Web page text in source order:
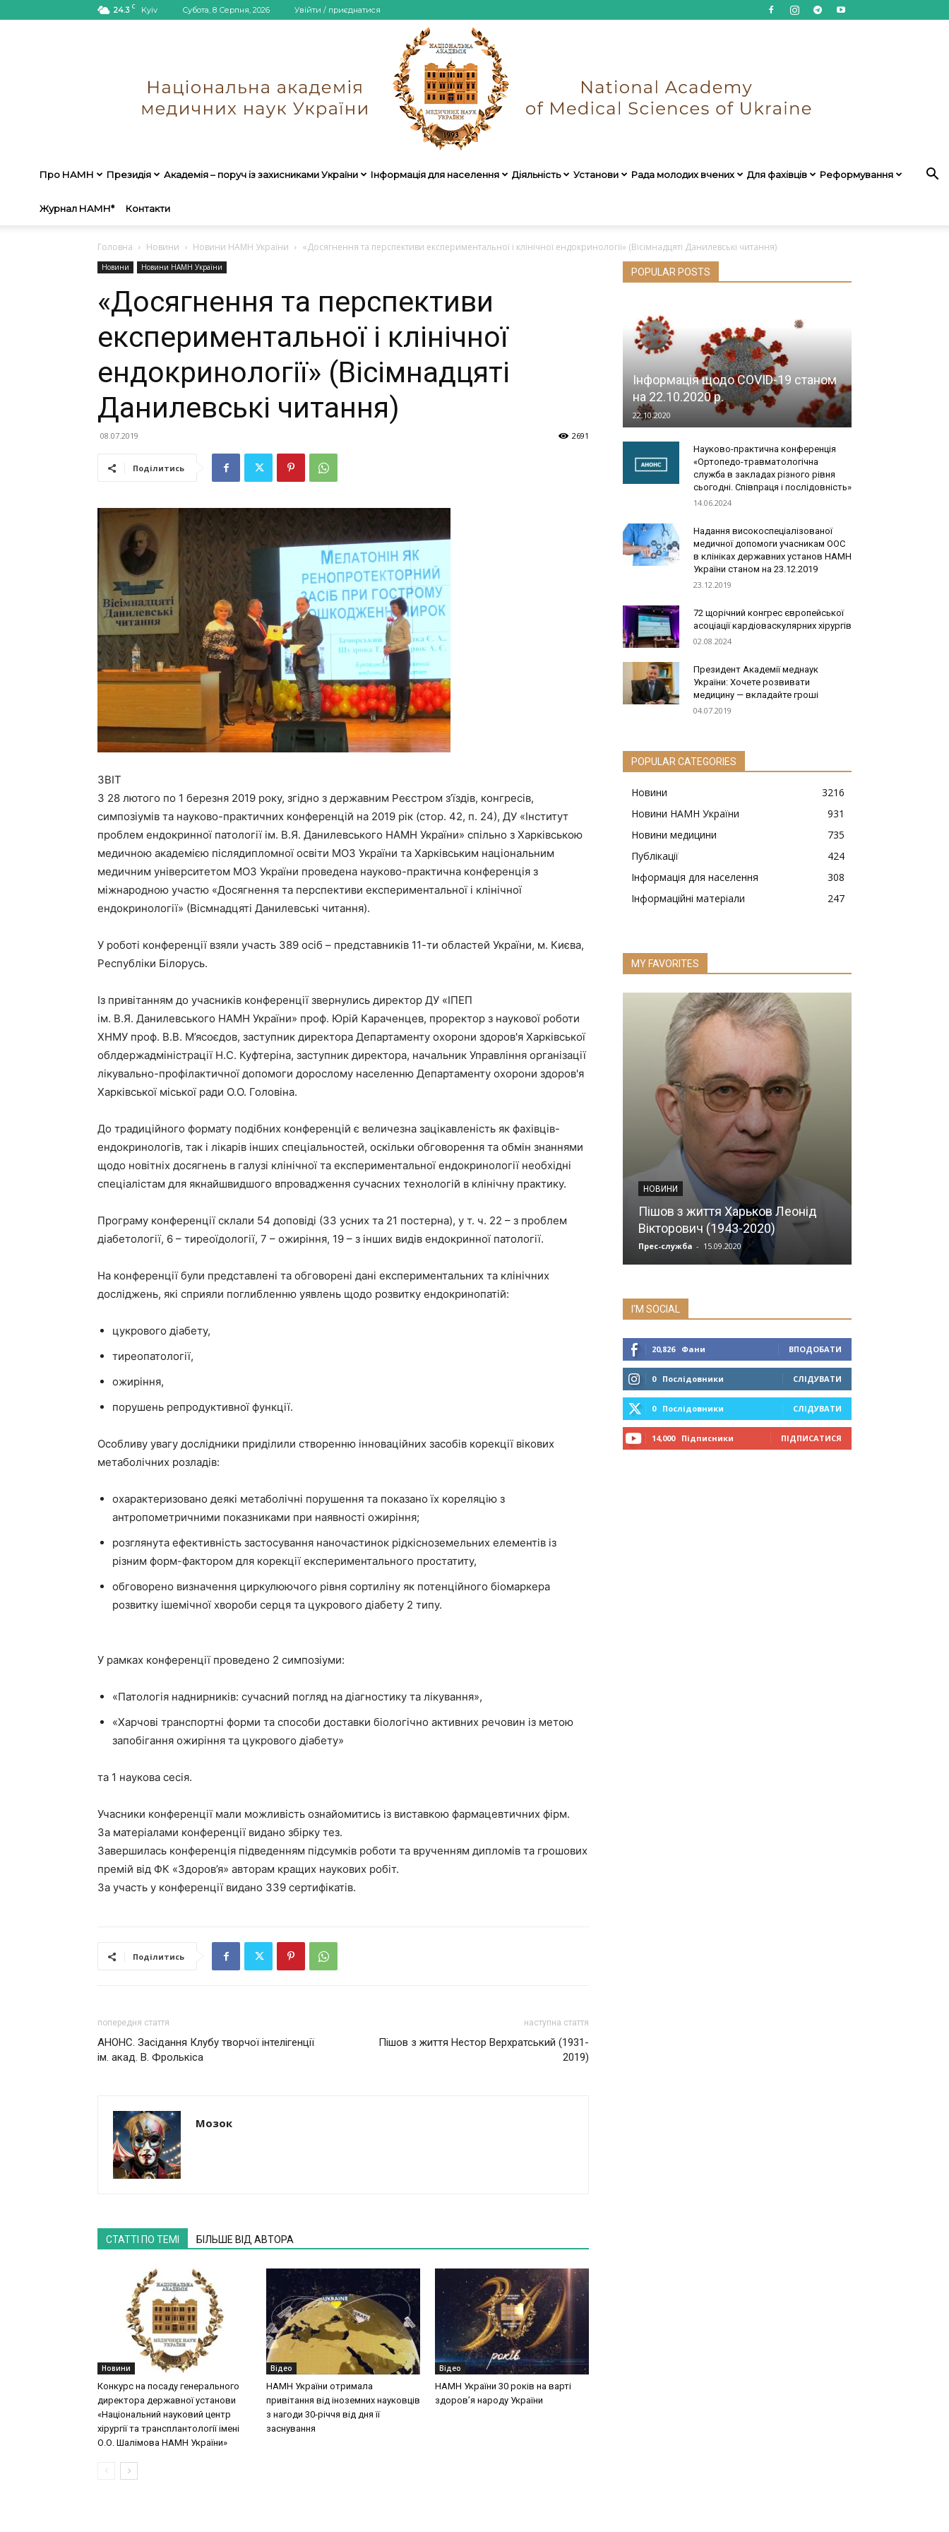
24.3 C Kyiv Субота, 8 Серпня, 2026 Увійти / приєднатися
України
Про НАМН Президія Академія – поруч із захисниками України Інформація для населення Діяльність Установи Рада молодих вчених Для фахівців Реформування
Журнал НАМН* Контакти
Головна Новини Новини НАМН України «Досягнення та перспективи експериментальної і клінічної ендокринології» (Вісімнадцяті Данилевські читання)
Новини Новини НАМН України
«Досягнення та перспективи
експериментальної і клінічної
ендокринології» (Вісімнадцяті
Данилевські читання)
08.07.2019 2691
Поділитись
ЗВІТ
З 28 лютого по 1 березня 2019 року, згідно з державним Реєстром з’їздів, конгресів,
симпозіумів та науково-практичних конференцій на 2019 рік (стор. 42, п. 24), ДУ «Інститут
проблем ендокринної патології ім. В.Я. Данилевського НАМН України» спільно з Харківською
медичною академією післядипломної освіти МОЗ України та Харківським національним
медичним університетом МОЗ України проведена науково-практична конференція з
міжнародною участю «Досягнення та перспективи експериментальної і клінічної
ендокринології» (Вісмнадцяті Данилевські читання).
У роботі конференції взяли участь 389 осіб – представників 11-ти областей України, м. Києва,
Республіки Білорусь.
Із привітанням до учасників конференції звернулись директор ДУ «ІПЕП
ім. В.Я. Данилевського НАМН України» проф. Юрій Караченцев, проректор з наукової роботи
ХНМУ проф. В.В. М’ясоєдов, заступник директора Департаменту охорони здоров'я Харківської
облдержадміністрації Н.С. Куфтеріна, заступник директора, начальник Управління організації
лікувально-профілактичної допомоги дорослому населенню Департаменту охорони здоров'я
Харківської міської ради О.О. Головіна.
До традиційного формату подібних конференцій є величезна зацікавленість як фахівців-
ендокринологів, так і лікарів інших спеціальностей, оскільки обговорення та обмін знаннями
щодо новітніх досягнень в галузі клінічної та експериментальної ендокринології необхідні
спеціалістам для якнайшвидшого впровадження сучасних технологій в клінічну практику.
Програму конференції склали 54 доповіді (33 усних та 21 постерна), у т. ч. 22 – з проблем
діабетології, 6 – тиреоїдології, 7 – ожиріння, 19 – з інших видів ендокринної патології.
На конференції були представлені та обговорені дані експериментальних та клінічних
досліджень, які сприяли поглибленню уявлень щодо розвитку ендокринопатій:
цукрового діабету,
тиреопатології,
ожиріння,
порушень репродуктивної функції.
Особливу увагу дослідники приділили створенню інноваційних засобів корекції вікових
метаболічних розладів:
охарактеризовано деякі метаболічні порушення та показано їх кореляцію з
антропометричними показниками при наявності ожиріння;
розглянута ефективність застосування наночастинок рідкісноземельних елементів із
різним форм-фактором для корекції експериментального простатиту,
обговорено визначення циркулюючого рівня сортиліну як потенційного біомаркера
розвитку ішемічної хвороби серця та цукрового діабету 2 типу.
У рамках конференції проведено 2 симпозіуми:
«Патологія наднирників: сучасний погляд на діагностику та лікування»,
«Харчові транспортні форми та способи доставки біологічно активних речовин із метою
запобігання ожиріння та цукрового діабету»
та 1 наукова сесія.
Учасники конференції мали можливість ознайомитись із виставкою фармацевтичних фірм.
За матеріалами конференції видано збірку тез.
Завершилась конференція підведенням підсумків роботи та врученням дипломів та грошових
премій від ФК «Здоров’я» авторам кращих наукових робіт.
За участь у конференції видано 339 сертифікатів.
Поділитись
попередня стаття
АНОНС. Засідання Клубу творчої інтелігенції
ім. акад. В. Фролькіса
наступна стаття
Пішов з життя Нестор Верхратський (1931-
2019)
Мозок
СТАТТІ ПО ТЕМІ БІЛЬШЕ ВІД АВТОРА
Новини
Конкурс на посаду генерального
директора державної установи
«Національний науковий центр
хірургії та трансплантології імені
О.О. Шалімова НАМН України»
Відео
НАМН України отримала
привітання від іноземних науковців
з нагоди 30-річчя від дня її
заснування
Відео
НАМН України 30 років на варті
здоров’я народу України
POPULAR POSTS
Інформація щодо COVID-19 станом
на 22.10.2020 р.
22.10.2020
Науково-практична конференція
«Ортопедо-травматологічна
служба в закладах різного рівня
сьогодні. Співпраця і послідовність»
14.06.2024
Надання високоспеціалізованої
медичної допомоги учасникам ООС
в клініках державних установ НАМН
України станом на 23.12.2019
23.12.2019
72 щорічний конгрес європейської
асоціації кардіоваскулярних хірургів
02.08.2024
Президент Академії меднаук
України: Хочете розвивати
медицину — вкладайте гроші
04.07.2019
POPULAR CATEGORIES
Новини
3216
Новини НАМН України
931
Новини медицини
735
Публікації
424
Інформація для населення
308
Інформаційні матеріали
247
MY FAVORITES
НОВИНИ
Пішов з життя Харьков Леонід
Вікторович (1943-2020)
Прес-служба - 15.09.2020
I'M SOCIAL
20,826 Фани ВПОДОБАТИ
0 Послідовники СЛІДУВАТИ
0 Послідовники СЛІДУВАТИ
14,000 Підписники ПІДПИСАТИСЯ